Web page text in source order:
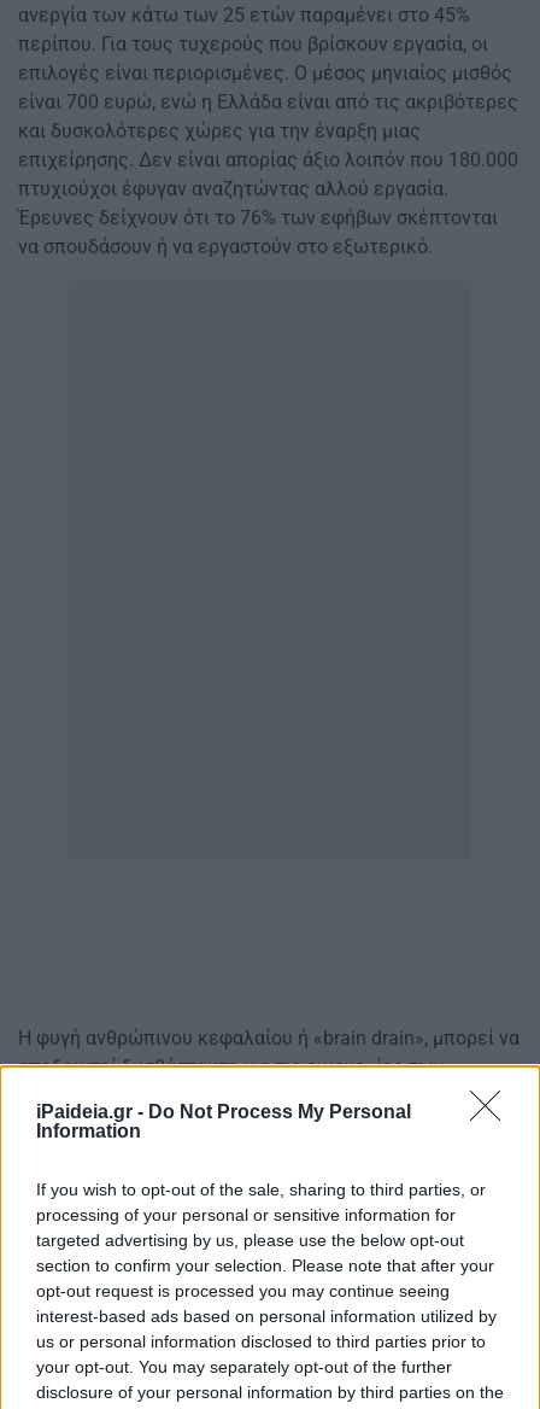
iPaideia.gr - Do Not Process My Personal
Information
If you wish to opt-out of the sale, sharing to third parties, or
processing of your personal or sensitive information for
targeted advertising by us, please use the below opt-out
section to confirm your selection. Please note that after your
opt-out request is processed you may continue seeing
interest-based ads based on personal information utilized by
us or personal information disclosed to third parties prior to
your opt-out. You may separately opt-out of the further
disclosure of your personal information by third parties on the
ανεργία των κάτω των 25 ετών παραμένει στο 45%
περίπου. Για τους τυχερούς που βρίσκουν εργασία, οι
επιλογές είναι περιορισμένες. Ο μέσος μηνιαίος μισθός
είναι 700 ευρώ, ενώ η Ελλάδα είναι από τις ακριβότερες
και δυσκολότερες χώρες για την έναρξη μιας
επιχείρησης. Δεν είναι απορίας άξιο λοιπόν που 180.000
πτυχιούχοι έφυγαν αναζητώντας αλλού εργασία.
Έρευνες δείχνουν ότι το 76% των εφήβων σκέπτονται
να σπουδάσουν ή να εργαστούν στο εξωτερικό.
Η φυγή ανθρώπινου κεφαλαίου ή «brain drain», μπορεί να
αποδειχτεί δυσβάστακτη για τις οικονομίες των
φτωχότερων χωρών. Κυβερνήσεις και πανεπιστημιακοί
εργάζονται για να αντιμετωπίσουν αυτή την τάση και να
επιστημόνων πίσω στις χώρες τους. Η εταιρεία
πληροφορικής του Α. Χαλκιόπουλου, που εδρεύει στο
Λονδίνο, έλαβε πέρυσι χρηματοδότηση ενός
εκατομμυρίου δολαρίων από την Marathon Venture
Capital, που στοχεύει αποκλειστικά Έλληνες
επιχειρηματίες. Υπάρχει όμως ένας όρος, πρέπει να
ξοδέψει τα μισά χρήματα στην Ελλάδα και να έχει
στελέχη και δραστηριότητα εκεί.